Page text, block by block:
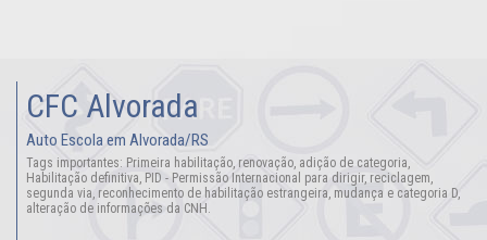
CFC Alvorada
Auto Escola em Alvorada/RS
Tags importantes: Primeira habilitação, renovação, adição de categoria,
Habilitação definitiva, PID - Permissão Internacional para dirigir, reciclagem,
segunda via, reconhecimento de habilitação estrangeira, mudança e categoria D,
alteração de informações da CNH.